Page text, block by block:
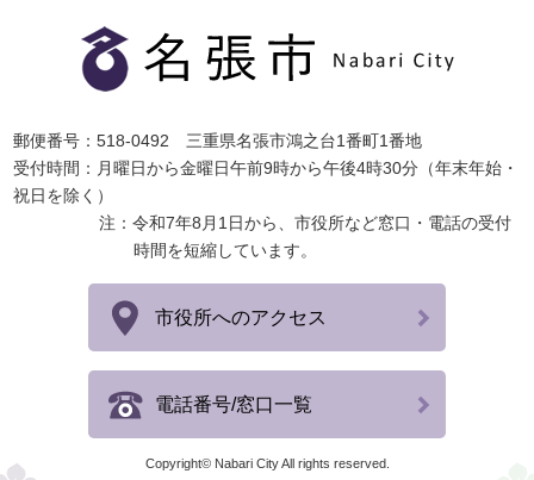
郵便番号：518-0492 三重県名張市鴻之台1番町1番地
受付時間：月曜日から金曜日午前9時から午後4時30分（年末年始・
祝日を除く）
注：令和7年8月1日から、市役所など窓口・電話の受付
時間を短縮しています。
市役所へのアクセス
電話番号/窓口一覧
Copyright© Nabari City All rights reserved.